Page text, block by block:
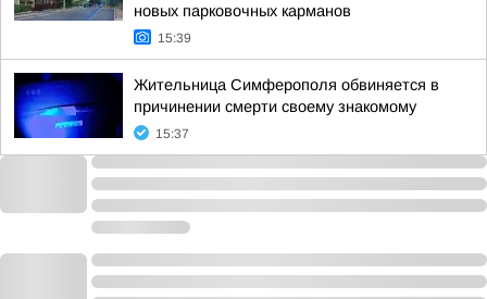
новых парковочных карманов
15:39
Жительница Симферополя обвиняется в
причинении смерти своему знакомому
15:37